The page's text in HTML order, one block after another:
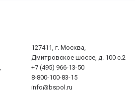
127411, г. Москва,
Дмитровское шоссе, д. 100 с.2
+7 (495) 966-13-50
8-800-100-83-15
info@bspol.ru